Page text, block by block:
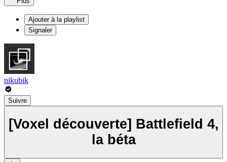
Ajouter à la playlist
Signaler
nikubik
Suivre
[Voxel découverte] Battlefield 4,
la béta